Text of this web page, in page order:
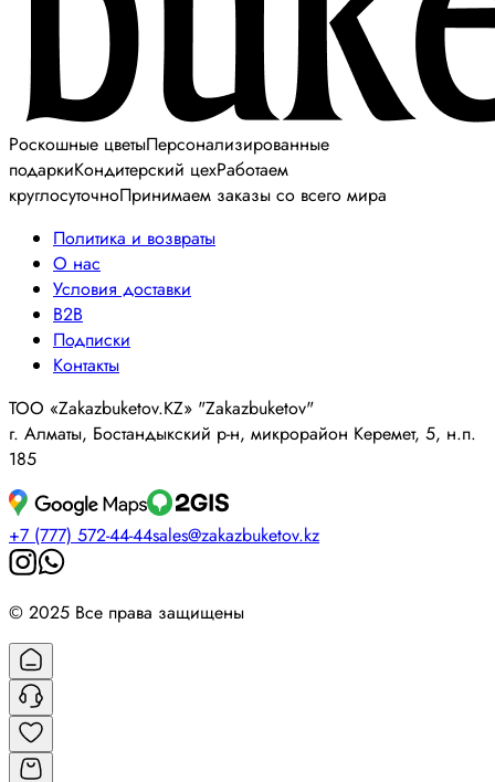
Роскошные цветыПерсонализированные
подаркиКондитерский цехРаботаем
круглосуточноПринимаем заказы со всего мира
Политика и возвраты
О нас
Условия доставки
B2B
Подписки
Контакты
ТОО «Zakazbuketov.KZ» "Zakazbuketov"
г. Алматы, Бостандыкский р-н, микрорайон Керемет, 5, н.п.
185
+7 (777) 572-44-44sales@zakazbuketov.kz
© 2025 Все права защищены